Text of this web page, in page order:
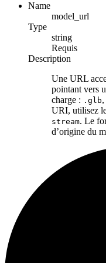
Name
model_url
Type
string
Requis
Description
Une URL
pointant vers
charge : .glb,
URI, utilisez
stream. Le
d’origine du